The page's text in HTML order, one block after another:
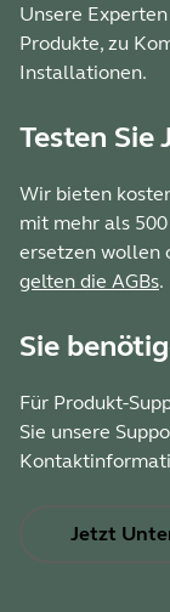
Unsere
Produkte, zu
Installationen.
Testen Sie
Wir bieten
mit mehr als
ersetzen wollen
gelten die AGBs.
Sie
Für Produkt-
Sie unsere
Jetzt